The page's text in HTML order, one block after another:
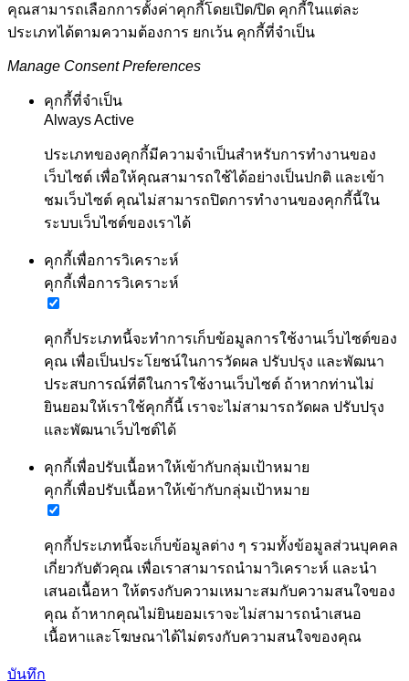
คุณสามารถเลือกการตั้งค่าคุกกี้โดยเปิด/ปิด คุกกี้ในแต่ละ
ประเภทได้ตามความต้องการ ยกเว้น คุกกี้ที่จำเป็น
Manage Consent Preferences
คุกกี้ที่จำเป็น
Always Active
ประเภทของคุกกี้มีความจำเป็นสำหรับการทำงานของ
เว็บไซต์ เพื่อให้คุณสามารถใช้ได้อย่างเป็นปกติ และเข้า
ชมเว็บไซต์ คุณไม่สามารถปิดการทำงานของคุกกี้นี้ใน
ระบบเว็บไซต์ของเราได้
คุกกี้เพื่อการวิเคราะห์
คุกกี้เพื่อการวิเคราะห์
คุกกี้ประเภทนี้จะทำการเก็บข้อมูลการใช้งานเว็บไซต์ของ
คุณ เพื่อเป็นประโยชน์ในการวัดผล ปรับปรุง และพัฒนา
ประสบการณ์ที่ดีในการใช้งานเว็บไซต์ ถ้าหากท่านไม่
ยินยอมให้เราใช้คุกกี้นี้ เราจะไม่สามารถวัดผล ปรับปรุง
และพัฒนาเว็บไซต์ได้
คุกกี้เพื่อปรับเนื้อหาให้เข้ากับกลุ่มเป้าหมาย
คุกกี้เพื่อปรับเนื้อหาให้เข้ากับกลุ่มเป้าหมาย
คุกกี้ประเภทนี้จะเก็บข้อมูลต่าง ๆ รวมทั้งข้อมูลส่วนบุคคล
เกี่ยวกับตัวคุณ เพื่อเราสามารถนำมาวิเคราะห์ และนำ
เสนอเนื้อหา ให้ตรงกับความเหมาะสมกับความสนใจของ
คุณ ถ้าหากคุณไม่ยินยอมเราจะไม่สามารถนำเสนอ
เนื้อหาและโฆษณาได้ไม่ตรงกับความสนใจของคุณ
บันทึก